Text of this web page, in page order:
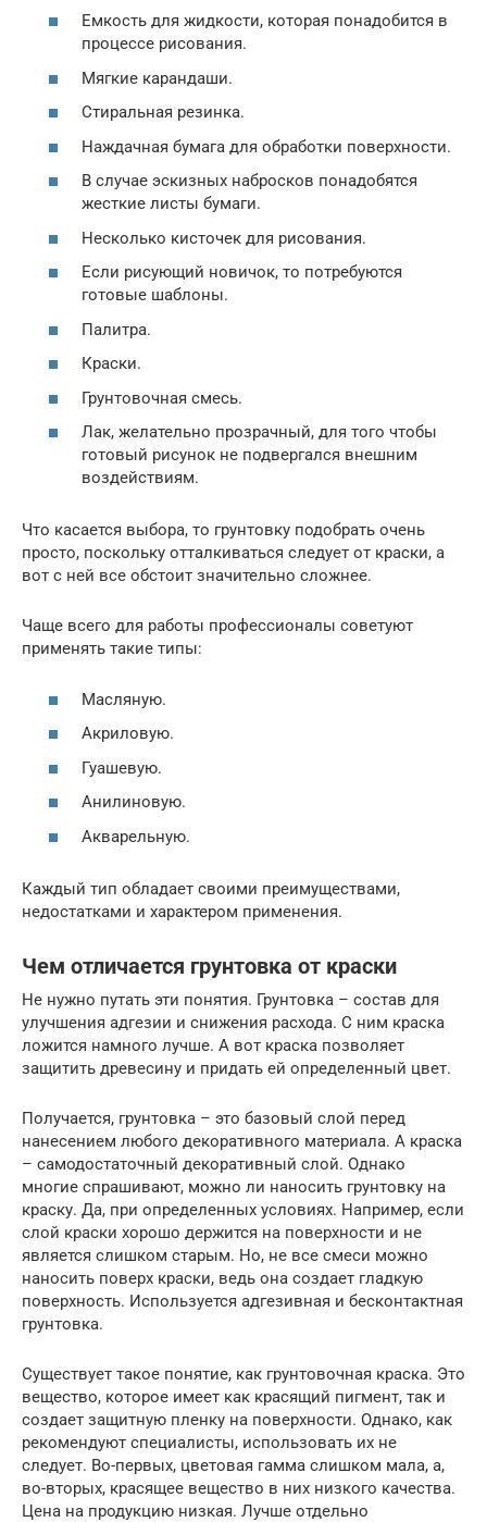
Емкость для жидкости, которая понадобится в
процессе рисования.
Мягкие карандаши.
Стиральная резинка.
Наждачная бумага для обработки поверхности.
В случае эскизных набросков понадобятся
жесткие листы бумаги.
Несколько кисточек для рисования.
Если рисующий новичок, то потребуются
готовые шаблоны.
Палитра.
Краски.
Грунтовочная смесь.
Лак, желательно прозрачный, для того чтобы
готовый рисунок не подвергался внешним
воздействиям.
Что касается выбора, то грунтовку подобрать очень
просто, поскольку отталкиваться следует от краски, а
вот с ней все обстоит значительно сложнее.
Чаще всего для работы профессионалы советуют
применять такие типы:
Масляную.
Акриловую.
Гуашевую.
Анилиновую.
Акварельную.
Каждый тип обладает своими преимуществами,
недостатками и характером применения.
Чем отличается грунтовка от краски
Не нужно путать эти понятия. Грунтовка – состав для
улучшения адгезии и снижения расхода. С ним краска
ложится намного лучше. А вот краска позволяет
защитить древесину и придать ей определенный цвет.
Получается, грунтовка – это базовый слой перед
нанесением любого декоративного материала. А краска
– самодостаточный декоративный слой. Однако
многие спрашивают, можно ли наносить грунтовку на
краску. Да, при определенных условиях. Например, если
слой краски хорошо держится на поверхности и не
является слишком старым. Но, не все смеси можно
наносить поверх краски, ведь она создает гладкую
поверхность. Используется адгезивная и бесконтактная
грунтовка.
Существует такое понятие, как грунтовочная краска. Это
вещество, которое имеет как красящий пигмент, так и
создает защитную пленку на поверхности. Однако, как
рекомендуют специалисты, использовать их не
следует. Во-первых, цветовая гамма слишком мала, а,
во-вторых, красящее вещество в них низкого качества.
Цена на продукцию низкая. Лучше отдельно